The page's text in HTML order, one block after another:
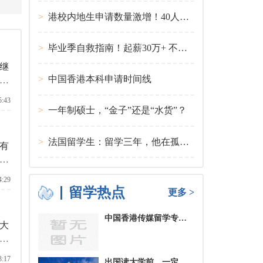
> 港校内地生申请数量激增！40人抢1学位？
> 毕业季自救指南！起薪30万+ 不愧是00后都偏爱的留学国家TOP1
> 中国香港本科申请时间线
> 一年制硕士，“金子”还是“水货”？
> 法国留学生：留学三年，他在孤独中找到内心的力量
留学热点 更多 >
中国香港传媒留学专业分类及申请要求